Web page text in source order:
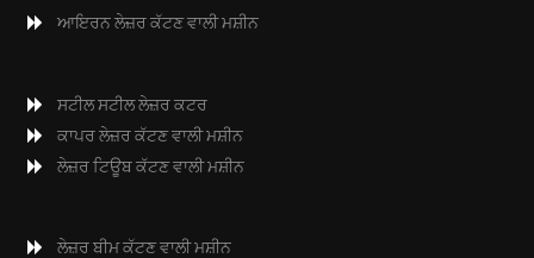
ਆਇਰਨ ਲੇਜ਼ਰ ਕੱਟਣ ਵਾਲੀ ਮਸ਼ੀਨ
ਸਟੀਲ ਸਟੀਲ ਲੇਜ਼ਰ ਕਟਰ
ਕਾਪਰ ਲੇਜ਼ਰ ਕੱਟਣ ਵਾਲੀ ਮਸ਼ੀਨ
ਲੇਜ਼ਰ ਟਿਊਬ ਕੱਟਣ ਵਾਲੀ ਮਸ਼ੀਨ
ਲੇਜ਼ਰ ਬੀਮ ਕੱਟਣ ਵਾਲੀ ਮਸ਼ੀਨ